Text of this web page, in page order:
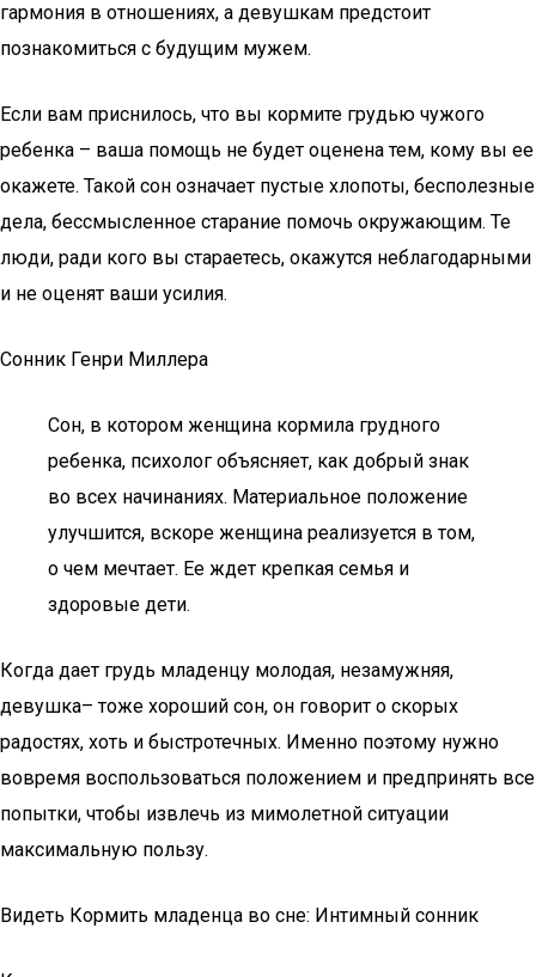
гармония в отношениях, а девушкам предстоит
познакомиться с будущим мужем.
Если вам приснилось, что вы кормите грудью чужого
ребенка – ваша помощь не будет оценена тем, кому вы ее
окажете. Такой сон означает пустые хлопоты, бесполезные
дела, бессмысленное старание помочь окружающим. Те
люди, ради кого вы стараетесь, окажутся неблагодарными
и не оценят ваши усилия.
Сонник Генри Миллера
Сон, в котором женщина кормила грудного
ребенка, психолог объясняет, как добрый знак
во всех начинаниях. Материальное положение
улучшится, вскоре женщина реализуется в том,
о чем мечтает. Ее ждет крепкая семья и
здоровые дети.
Когда дает грудь младенцу молодая, незамужняя,
девушка– тоже хороший сон, он говорит о скорых
радостях, хоть и быстротечных. Именно поэтому нужно
вовремя воспользоваться положением и предпринять все
попытки, чтобы извлечь из мимолетной ситуации
максимальную пользу.
Видеть Кормить младенца во сне: Интимный сонник